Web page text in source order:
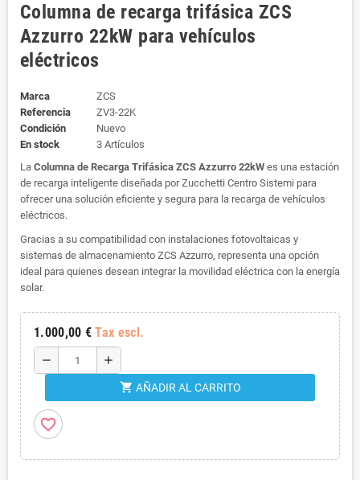
Columna de recarga trifásica ZCS
Azzurro 22kW para vehículos
eléctricos
Marca
ZCS
Referencia
ZV3-22K
Condición
Nuevo
En stock
3 Artículos
La Columna de Recarga Trifásica ZCS Azzurro 22kW es una estación
de recarga inteligente diseñada por Zucchetti Centro Sistemi para
ofrecer una solución eficiente y segura para la recarga de vehículos
eléctricos.
Gracias a su compatibilidad con instalaciones fotovoltaicas y
sistemas de almacenamiento ZCS Azzurro, representa una opción
ideal para quienes desean integrar la movilidad eléctrica con la energía
solar.
1.000,00 € Tax escl.
remove add
shopping_cart AÑADIR AL CARRITO
favorite_border